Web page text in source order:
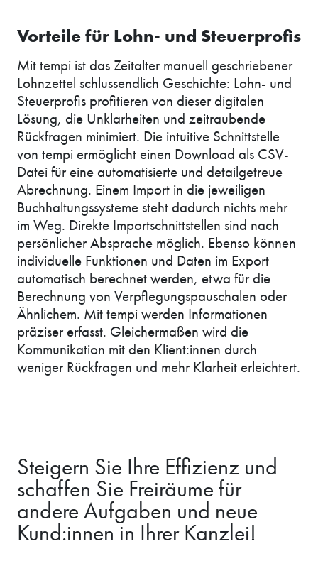
Vorteile für Lohn- und Steuerprofis
Mit tempi ist das Zeitalter manuell geschriebener
Lohnzettel schlussendlich Geschichte: Lohn- und
Steuerprofis profitieren von dieser digitalen
Lösung, die Unklarheiten und zeitraubende
Rückfragen minimiert. Die intuitive Schnittstelle
von tempi ermöglicht einen Download als CSV-
Datei für eine automatisierte und detailgetreue
Abrechnung. Einem Import in die jeweiligen
Buchhaltungssysteme steht dadurch nichts mehr
im Weg. Direkte Importschnittstellen sind nach
persönlicher Absprache möglich. Ebenso können
individuelle Funktionen und Daten im Export
automatisch berechnet werden, etwa für die
Berechnung von Verpflegungspauschalen oder
Ähnlichem. Mit tempi werden Informationen
präziser erfasst. Gleichermaßen wird die
Kommunikation mit den Klient:innen durch
weniger Rückfragen und mehr Klarheit erleichtert.
Steigern Sie Ihre Effizienz und
schaffen Sie Freiräume für
andere Aufgaben und neue
Kund:innen in Ihrer Kanzlei!